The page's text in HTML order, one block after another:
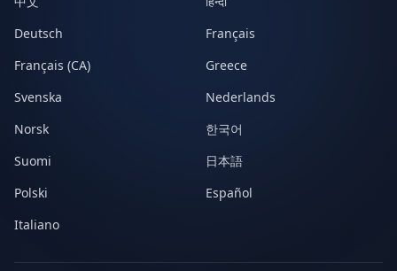
Deutsch
Français
Français (CA)
Greece
Svenska
Nederlands
Norsk
한국어
Suomi
日本語
Polski
Español
Italiano